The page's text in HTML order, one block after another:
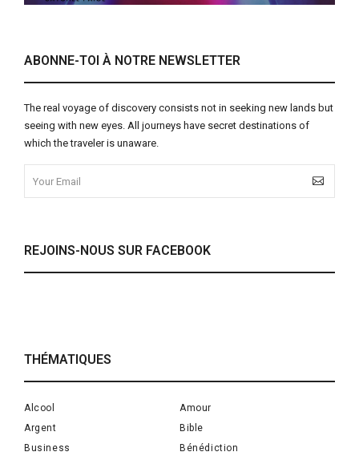
ABONNE-TOI À NOTRE NEWSLETTER
The real voyage of discovery consists not in seeking new lands but
seeing with new eyes. All journeys have secret destinations of
which the traveler is unaware.
REJOINS-NOUS SUR FACEBOOK
THÉMATIQUES
Alcool
Amour
Argent
Bible
Business
Bénédiction